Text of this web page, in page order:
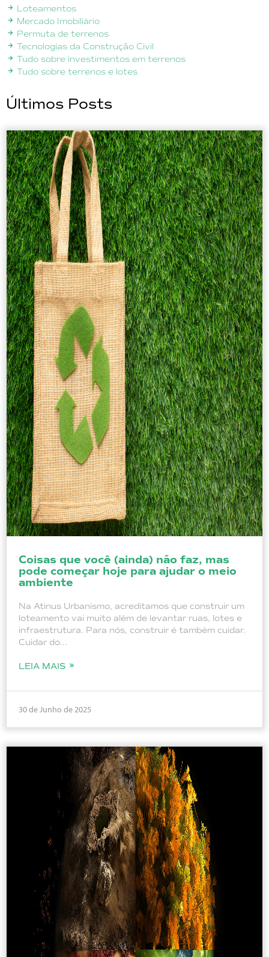
Loteamentos
Mercado Imobiliário
Permuta de terrenos
Tecnologias da Construção Civil
Tudo sobre investimentos em terrenos
Tudo sobre terrenos e lotes
Últimos Posts
Coisas que você (ainda) não faz, mas
pode começar hoje para ajudar o meio
ambiente
Na Atinus Urbanismo, acreditamos que construir um
loteamento vai muito além de levantar ruas, lotes e
infraestrutura. Para nós, construir é também cuidar.
Cuidar do...
LEIA MAIS
30 de Junho de 2025